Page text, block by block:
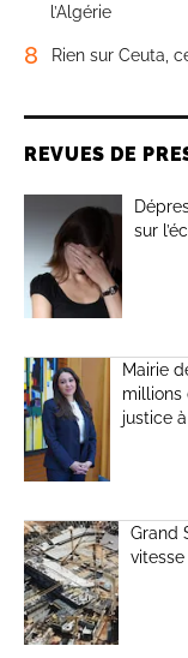
l’Algérie
8 Rien sur Ceuta,
REVUES DE
sur
Mairie
millions
justice
Grand